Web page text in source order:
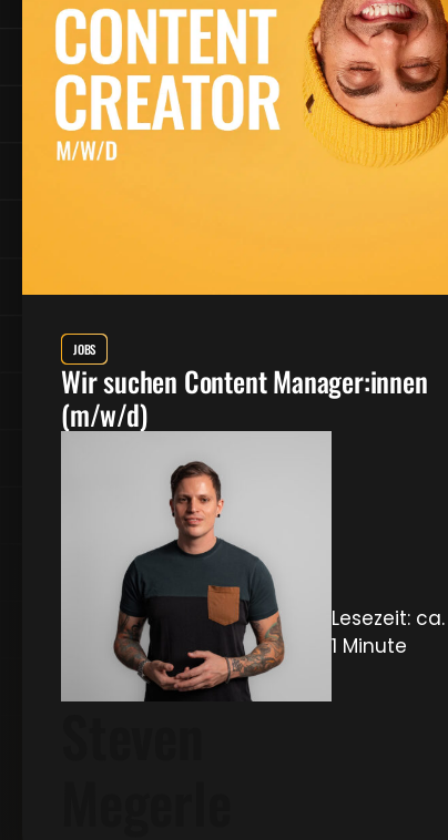
JOBS
Wir suchen Content Manager:innen
(m/w/d)
Lesezeit: ca.
1 Minute